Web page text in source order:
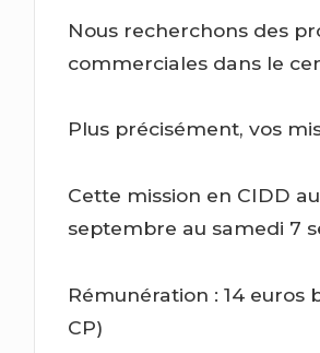
Nous recherchons des
commerciales dans le
Plus précisément, vos
Cette mission en CIDD
septembre au samedi 7
Rémunération : 14 euros
CP)